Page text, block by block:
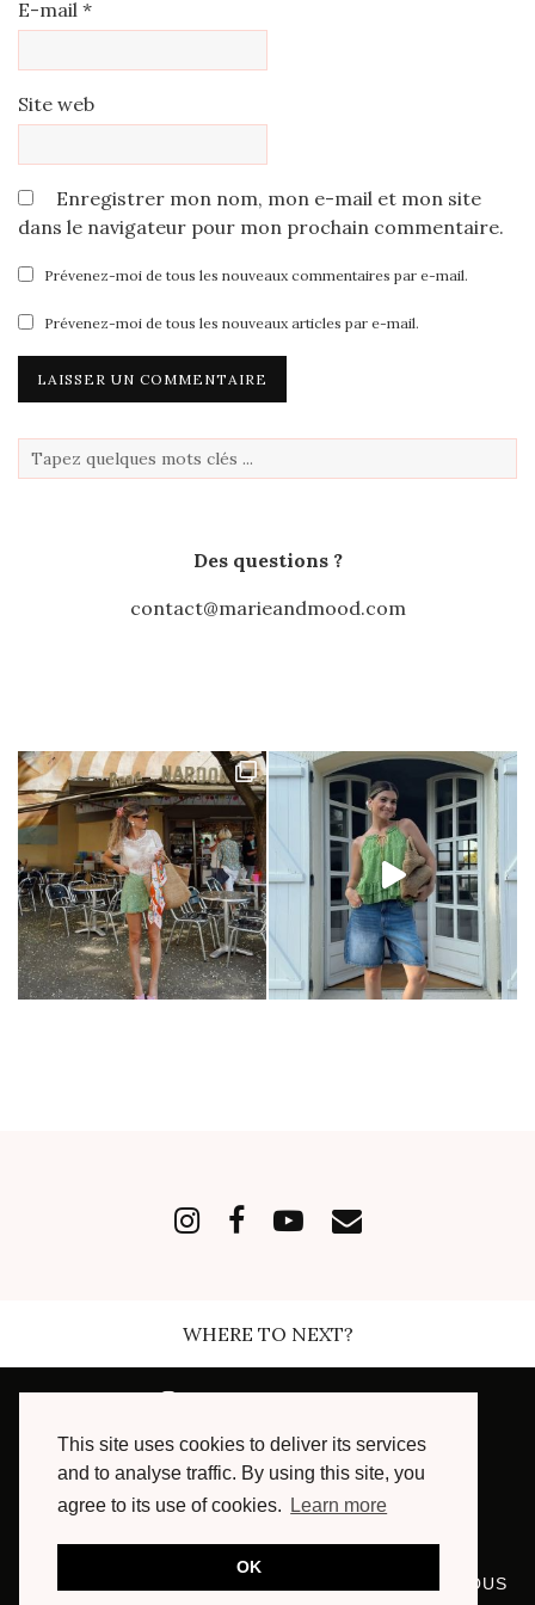
This site uses cookies to deliver its services
and to analyse traffic. By using this site, you
agree to its use of cookies.
Learn more
OK
E-mail *
Site web
Enregistrer mon nom, mon e-mail et mon site
dans le navigateur pour mon prochain commentaire.
Prévenez-moi de tous les nouveaux commentaires par e-mail.
Prévenez-moi de tous les nouveaux articles par e-mail.
Des questions ?
contact@marieandmood.com
WHERE TO NEXT?
INSTAGRAM| 168489
© COPYRIGHT 2013 - 2024, MARIE AND MOOD, TOUS